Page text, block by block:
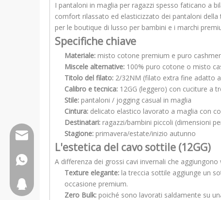
I pantaloni in maglia per ragazzi spesso faticano a
comfort rilassato ed elasticizzato dei pantaloni
per le boutique di lusso per bambini e i marchi
Specifiche chiave
Materiale: misto cotone premium e puro
Miscele alternative: 100% puro cotone o misto
Titolo del filato: 2/32NM (filato extra fine adatto
Calibro e tecnica: 12GG (leggero) con cuciture a
Stile: pantaloni / jogging casual in maglia
Cintura: delicato elastico lavorato a maglia con
Destinatari: ragazzi/bambini piccoli (dimensioni
Stagione: primavera/estate/inizio autunno
L'estetica del cavo sottile (12GG)
A differenza dei grossi cavi invernali che
Texture elegante: la treccia sottile aggiunge un
occasione premium.
Zero Bulk: poiché sono lavorati saldamente su
Wfs802@wfscashmere.com
+8617553102730
2917611817